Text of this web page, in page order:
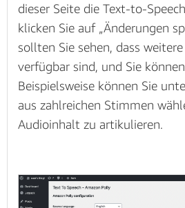
dieser Seite die Text-to-
klicken Sie auf „Änderungen
sollten Sie sehen, dass
verfügbar sind, und Sie
Beispielsweise können Sie
aus zahlreichen Stimmen
Audioinhalt zu artikulieren.